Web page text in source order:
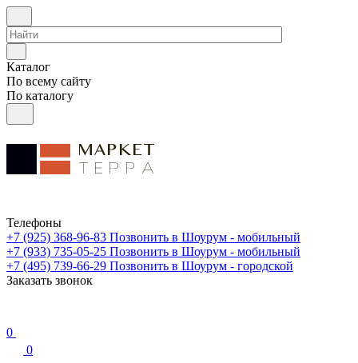
Каталог
По всему сайту
По каталогу
Телефоны
+7 (925) 368-96-83 Позвонить в Шоурум - мобильный
+7 (933) 735-05-25 Позвонить в Шоурум - мобильный
+7 (495) 739-66-29 Позвонить в Шоурум - городской
Заказать звонок
0
0